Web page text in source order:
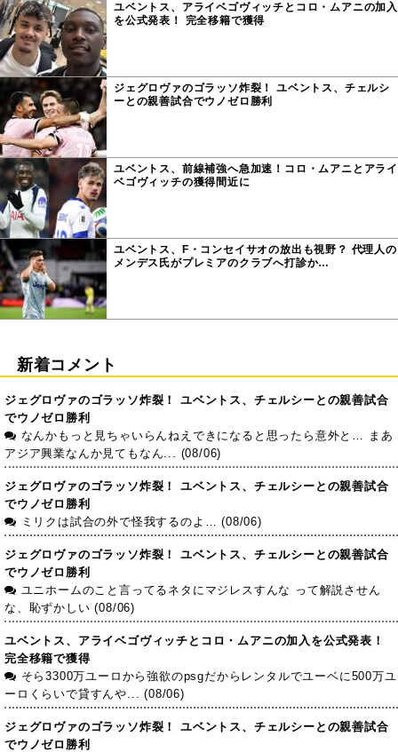
ユベントス、アライベゴヴィッチとコロ・ムアニの加入
を公式発表！ 完全移籍で獲得
ジェグロヴァのゴラッソ炸裂！ ユベントス、チェルシ
ーとの親善試合でウノゼロ勝利
ユベントス、前線補強へ急加速！コロ・ムアニとアライ
ベゴヴィッチの獲得間近に
ユベントス、F・コンセイサオの放出も視野？ 代理人の
メンデス氏がプレミアのクラブへ打診か…
新着コメント
ジェグロヴァのゴラッソ炸裂！ ユベントス、チェルシーとの親善試合
でウノゼロ勝利
なんかもっと見ちゃいらんねえできになると思ったら意外と… まあ
アジア興業なんか見てもなん... (08/06)
ジェグロヴァのゴラッソ炸裂！ ユベントス、チェルシーとの親善試合
でウノゼロ勝利
ミリクは試合の外で怪我するのよ… (08/06)
ジェグロヴァのゴラッソ炸裂！ ユベントス、チェルシーとの親善試合
でウノゼロ勝利
ユニホームのこと言ってるネタにマジレスすんな って解説させん
な、恥ずかしい (08/06)
ユベントス、アライベゴヴィッチとコロ・ムアニの加入を公式発表！
完全移籍で獲得
そら3300万ユーロから強欲のpsgだからレンタルでユーベに500万ユ
ーロくらいで貸すんや... (08/06)
ジェグロヴァのゴラッソ炸裂！ ユベントス、チェルシーとの親善試合
でウノゼロ勝利